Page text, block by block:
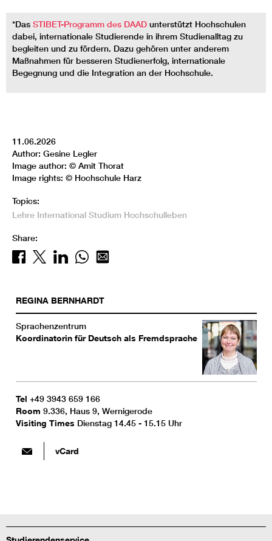
*Das STIBET-Programm des DAAD unterstützt Hochschulen
dabei, internationale Studierende in ihrem Studienalltag zu
begleiten und zu fördern. Dazu gehören unter anderem
Maßnahmen für besseren Studienerfolg, internationale
Begegnung und die Integration an der Hochschule.
11.06.2026
Author: Gesine Legler
Image author: © Amit Thorat
Image rights: © Hochschule Harz
Topics:
Lehre International Studium Hochschulleben
Share:
REGINA BERNHARDT
Sprachenzentrum
Koordinatorin für Deutsch als Fremdsprache
Tel +49 3943 659 166
Room 9.336, Haus 9, Wernigerode
Visiting Times Dienstag 14.45 - 15.15 Uhr
vCard